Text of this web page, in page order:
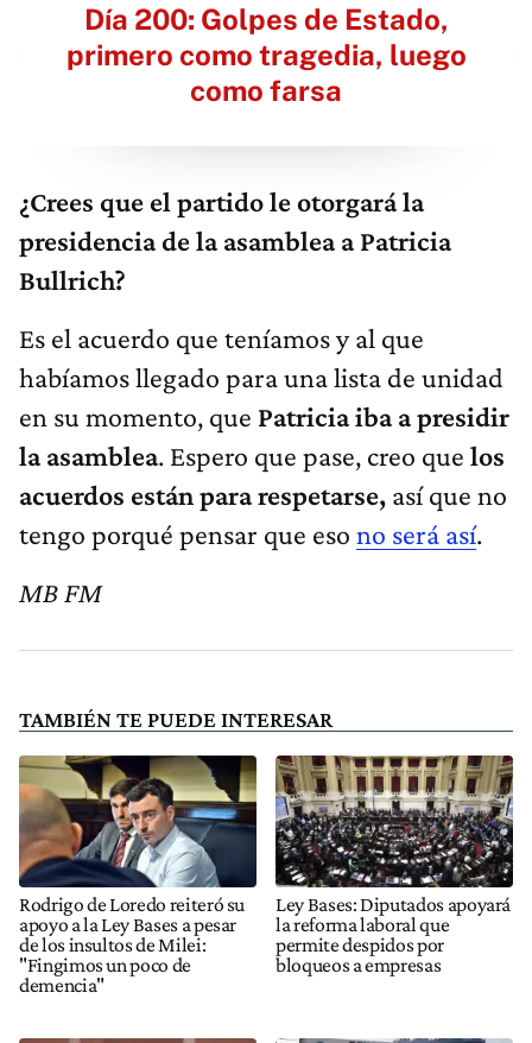
Día 200: Golpes de Estado,
primero como tragedia, luego
como farsa
¿Crees que el partido le otorgará la
presidencia de la asamblea a Patricia
Bullrich?
Es el acuerdo que teníamos y al que
habíamos llegado para una lista de unidad
en su momento, que Patricia iba a presidir
la asamblea. Espero que pase, creo que los
acuerdos están para respetarse, así que no
tengo porqué pensar que eso no será así.
MB FM
TAMBIÉN TE PUEDE INTERESAR
Rodrigo de Loredo reiteró su
apoyo a la Ley Bases a pesar
de los insultos de Milei:
"Fingimos un poco de
demencia"
Ley Bases: Diputados apoyará
la reforma laboral que
permite despidos por
bloqueos a empresas